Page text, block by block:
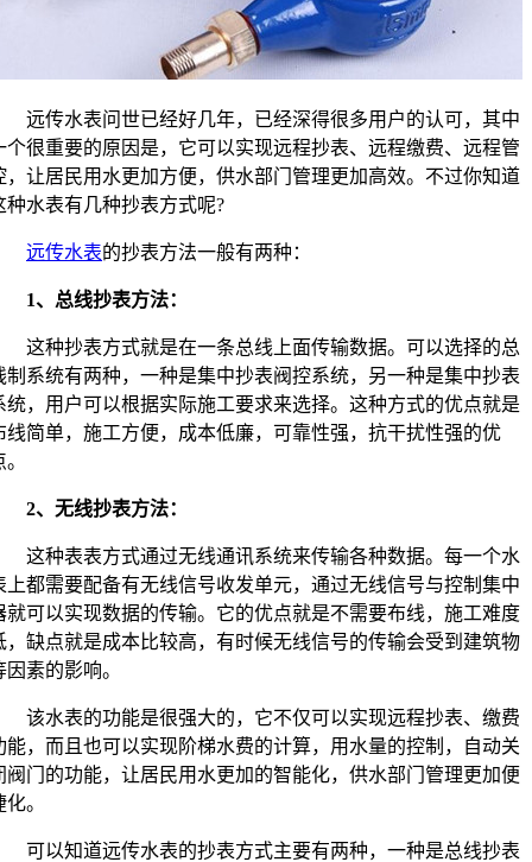
传水表问世已经好几年，已经深得很多用户的认可，其中
个很重要的原因是，它可以实现远程抄表、远程缴费、远程管
，让居民用水更加方便，供水部门管理更加高效。不过你知道
种水表有几种抄表方式呢?
远传水表的抄表方法一般有两种：
1、总线抄表方法：
种抄表方式就是在一条总线上面传输数据。可以选择的总
制系统有两种，一种是集中抄表阀控系统，另一种是集中抄表
统，用户可以根据实际施工要求来选择。这种方式的优点就是
线简单，施工方便，成本低廉，可靠性强，抗干扰性强的优
2、无线抄表方法：
种表表方式通过无线通讯系统来传输各种数据。每一个水
上都需要配备有无线信号收发单元，通过无线信号与控制集中
就可以实现数据的传输。它的优点就是不需要布线，施工难度
，缺点就是成本比较高，有时候无线信号的传输会受到建筑物
因素的影响。
水表的功能是很强大的，它不仅可以实现远程抄表、缴费
能，而且也可以实现阶梯水费的计算，用水量的控制，自动关
阀门的功能，让居民用水更加的智能化，供水部门管理更加便
化。
以知道远传水表的抄表方式主要有两种，一种是总线抄表